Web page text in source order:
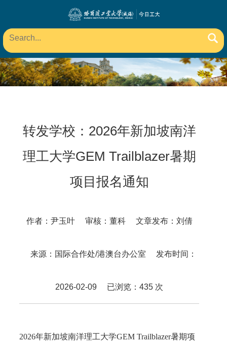
转发学校：2026年新加坡南洋
理工大学GEM Trailblazer暑期
项目报名通知
作者：尹玉叶 审核：董科 文章发布：刘倩
来源：国际合作处/港澳台办公室 发布时间：
2026-02-09 已浏览：435 次
2026年新加坡南洋理工大学GEM Trailblazer暑期项